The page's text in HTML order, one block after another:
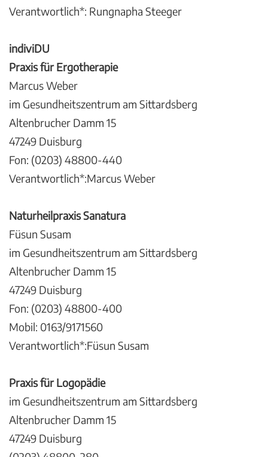
Verantwortlich*: Rungnapha Steeger
indiviDU
Praxis für Ergotherapie
Marcus Weber
im Gesundheitszentrum am Sittardsberg
Altenbrucher Damm 15
47249 Duisburg
Fon: (0203) 48800-440
Verantwortlich*:Marcus Weber
Naturheilpraxis Sanatura
Füsun Susam
im Gesundheitszentrum am Sittardsberg
Altenbrucher Damm 15
47249 Duisburg
Fon: (0203) 48800-400
Mobil: 0163/9171560
Verantwortlich*:Füsun Susam
Praxis für Logopädie
im Gesundheitszentrum am Sittardsberg
Altenbrucher Damm 15
47249 Duisburg